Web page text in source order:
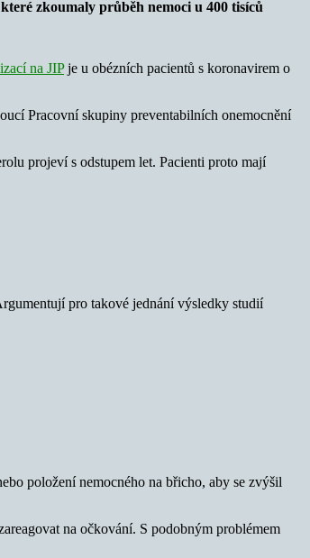
zkoumaly průběh nemoci u 400 tisíců
na JIPje u obézních pacientů s koronavirem o
Pracovní skupiny preventabilních onemocnění
projeví s odstupem let. Pacienti proto mají
pro takové jednání výsledky studií
položení nemocného na břicho, aby se zvýšil
na očkování. S podobným problémem